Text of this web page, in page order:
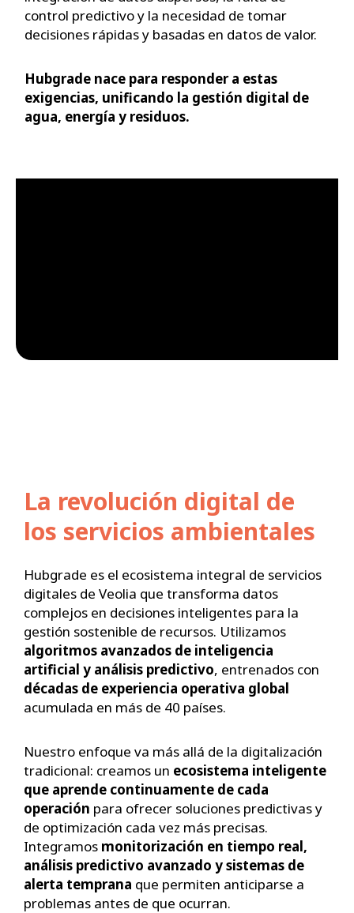
control predictivo y la necesidad de tomar
decisiones rápidas y basadas en datos de valor.
Hubgrade nace para responder a estas
exigencias, unificando la gestión digital de
agua, energía y residuos.
La revolución digital de
los servicios ambientales
Hubgrade es el ecosistema integral de servicios
digitales de Veolia que transforma datos
complejos en decisiones inteligentes para la
gestión sostenible de recursos. Utilizamos
algoritmos avanzados de inteligencia
artificial y análisis predictivo, entrenados con
décadas de experiencia operativa global
acumulada en más de 40 países.
Nuestro enfoque va más allá de la digitalización
tradicional: creamos un ecosistema inteligente
que aprende continuamente de cada
operación para ofrecer soluciones predictivas y
de optimización cada vez más precisas.
Integramos monitorización en tiempo real,
análisis predictivo avanzado y sistemas de
alerta temprana que permiten anticiparse a
problemas antes de que ocurran.